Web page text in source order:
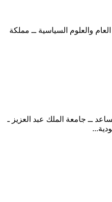
والعلوم السياسية ــ مملكة
ــ جامعة الملك عبد العزيز ـ